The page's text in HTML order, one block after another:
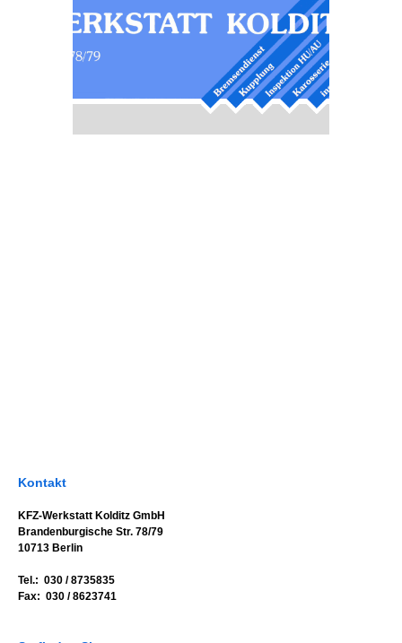
Kontakt
KFZ-Werkstatt Kolditz GmbH
Brandenburgische Str. 78/79
10713 Berlin
Tel.: 030 / 8735835
Fax: 030 / 8623741